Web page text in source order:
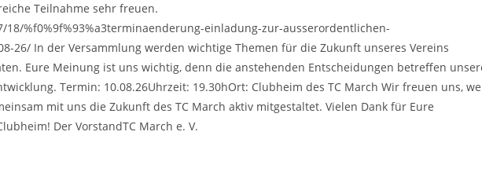
Teilnahme sehr freuen.
%f0%9f%93%a3terminaenderung-einladung-zur-ausserordentlichen-
26/ In der Versammlung werden wichtige Themen für die Zukunft unseres Vereins
Eure Meinung ist uns wichtig, denn die anstehenden Entscheidungen betreffen
Termin: 10.08.26Uhrzeit: 19.30hOrt: Clubheim des TC March Wir freuen uns,
mit uns die Zukunft des TC March aktiv mitgestaltet. Vielen Dank für Eure
Der VorstandTC March e. V.